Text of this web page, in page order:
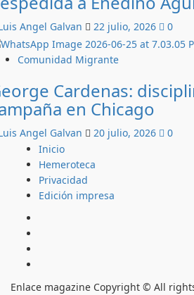
Angel Galvan 22 julio, 2026 0
Comunidad Migrante
Cardenas:
en Chicago
Angel Galvan 20 julio, 2026
0
Inicio
Hemeroteca
Privacidad
Edición impresa
Enlace magazine Copyright © All